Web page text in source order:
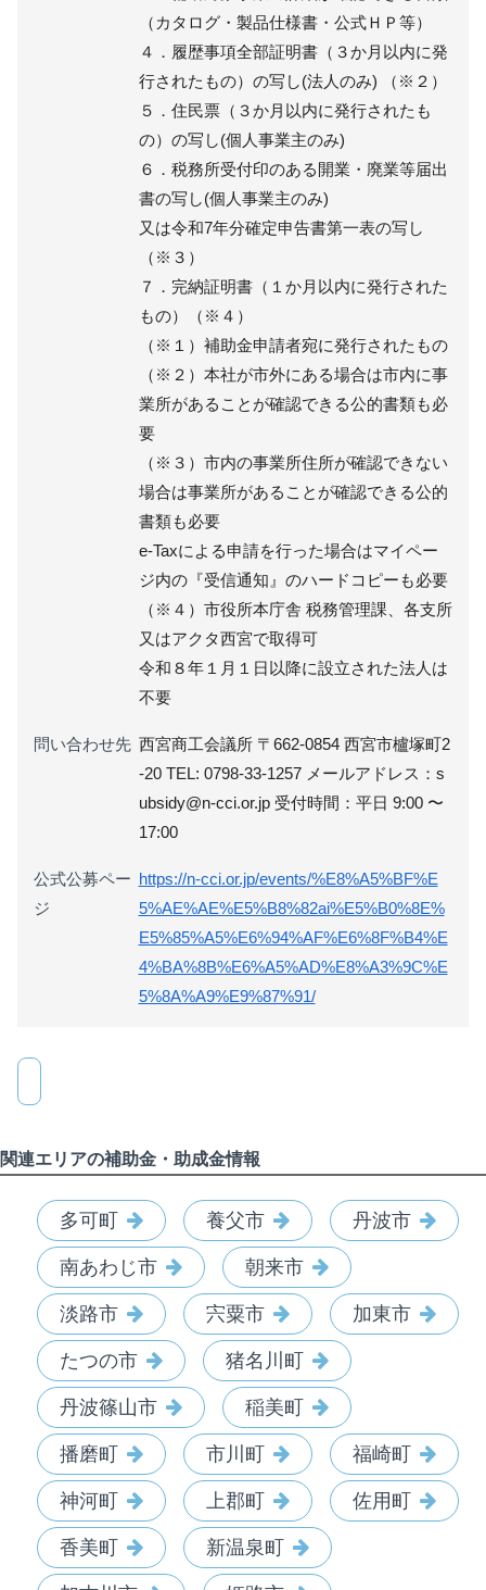
（カタログ・製品仕様書・公式ＨＰ等）
４．履歴事項全部証明書（３か月以内に発
行されたもの）の写し(法人のみ) （※２）
５．住民票（３か月以内に発行されたも
の）の写し(個人事業主のみ)
６．税務所受付印のある開業・廃業等届出
書の写し(個人事業主のみ)
又は令和7年分確定申告書第一表の写し
（※３）
７．完納証明書（１か月以内に発行された
もの）（※４）
（※１）補助金申請者宛に発行されたもの
（※２）本社が市外にある場合は市内に事
業所があることが確認できる公的書類も必
要
（※３）市内の事業所住所が確認できない
場合は事業所があることが確認できる公的
書類も必要
e-Taxによる申請を行った場合はマイペー
ジ内の『受信通知』のハードコピーも必要
（※４）市役所本庁舎 税務管理課、各支所
又はアクタ西宮で取得可
令和８年１月１日以降に設立された法人は
不要
問い合わせ先 西宮商工会議所 〒662-0854 西宮市櫨塚町2
-20 TEL: 0798-33-1257 メールアドレス：s
ubsidy@n-cci.or.jp 受付時間：平日 9:00 〜
17:00
公式公募ペー
ジ
https://n-cci.or.jp/events/%E8%A5%BF%E
5%AE%AE%E5%B8%82ai%E5%B0%8E%
E5%85%A5%E6%94%AF%E6%8F%B4%E
4%BA%8B%E6%A5%AD%E8%A3%9C%E
5%8A%A9%E9%87%91/
関連エリアの補助金・助成金情報
多可町 養父市 丹波市
南あわじ市 朝来市
淡路市 宍粟市 加東市
たつの市 猪名川町
丹波篠山市 稲美町
播磨町 市川町 福崎町
神河町 上郡町 佐用町
香美町 新温泉町